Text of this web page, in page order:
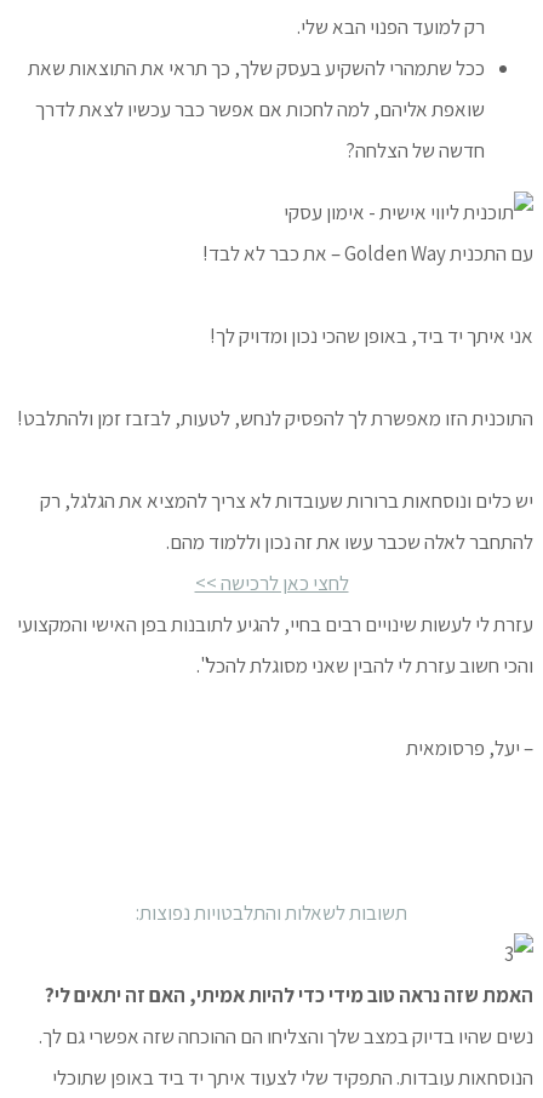
רק למועד הפנוי הבא שלי.
ככל שתמהרי להשקיע בעסק שלך, כך תראי את התוצאות שאת
שואפת אליהם, למה לחכות אם אפשר כבר עכשיו לצאת לדרך
חדשה של הצלחה?
עם התכנית Golden Way – את כבר לא לבד!
אני איתך יד ביד, באופן שהכי נכון ומדויק לך!
התוכנית הזו מאפשרת לך להפסיק לנחש, לטעות, לבזבז זמן ולהתלבט!
יש כלים ונוסחאות ברורות שעובדות לא צריך להמציא את הגלגל, רק
להתחבר לאלה שכבר עשו את זה נכון וללמוד מהם.
לחצי כאן לרכישה >>
עזרת לי לעשות שינויים רבים בחיי, להגיע לתובנות בפן האישי והמקצועי
והכי חשוב עזרת לי להבין שאני מסוגלת להכל".
– יעל, פרסומאית
תשובות לשאלות והתלבטויות נפוצות:
האמת שזה נראה טוב מידי כדי להיות אמיתי, האם זה יתאים לי?
נשים שהיו בדיוק במצב שלך והצליחו הם ההוכחה שזה אפשרי גם לך.
הנוסחאות עובדות. התפקיד שלי לצעוד איתך יד ביד באופן שתוכלי